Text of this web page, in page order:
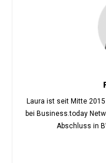
Laura ist seit Mitte
bei Business.today
Abschluss in